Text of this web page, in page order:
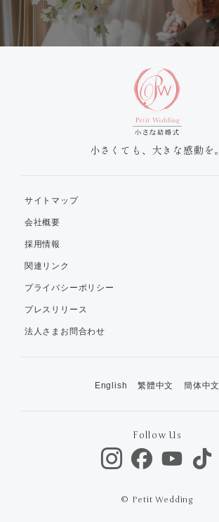
小さくても、大きな感動を。
サイトマップ
会社概要
採用情報
関連リンク
プライバシーポリシー
プレスリリース
法人さまお問合わせ
English 繁體中文 簡体中文
Follow Us
© Petit Wedding